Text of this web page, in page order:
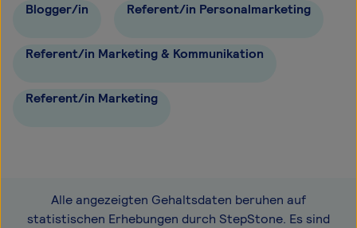
Blogger/in Referent/in Personalmarketing
Referent/in Marketing & Kommunikation
Referent/in Marketing
Alle angezeigten Gehaltsdaten beruhen auf
statistischen Erhebungen durch StepStone. Es sind